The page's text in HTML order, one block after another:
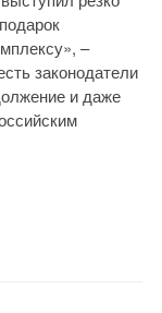
–
законодатели
и даже